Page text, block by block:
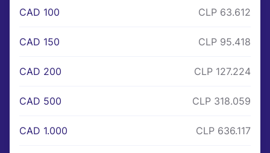
CAD 100 CLP 63.612
CAD 150 CLP 95.418
CAD 200 CLP 127.224
CAD 500 CLP 318.059
CAD 1.000 CLP 636.117